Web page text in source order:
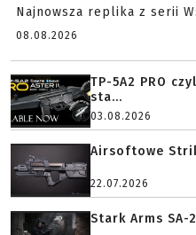
Najnowsza replika z serii
08.08.2026
TP-5A2 PRO
sta...
03.08.2026
Airsoftowe
22.07.2026
Stark Arms